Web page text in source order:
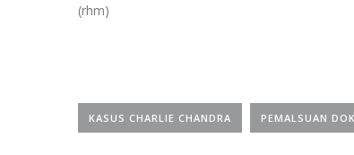
(rhm)
KASUS CHARLIE CHANDRA PEMALSUAN